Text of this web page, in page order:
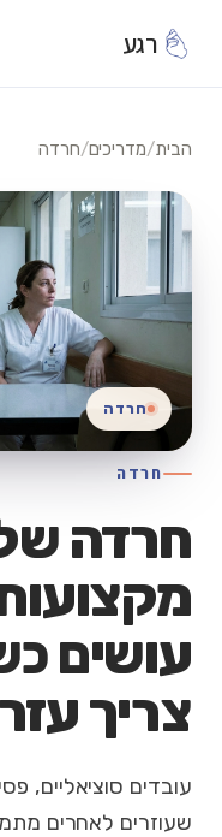
רגע
הבית/מדריכים/חרדה
חרדה
חרדה
עושים
צריך
עובדים סוציאליים,
שעוזרים לאחרים
חרדה